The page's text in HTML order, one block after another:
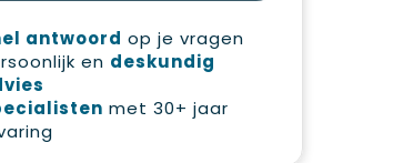
antwoord op je vragen
en deskundig
met 30+ jaar